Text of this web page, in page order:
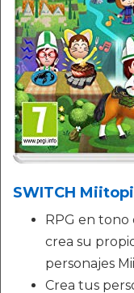
SWITCH
RPG en
crea su
personajes
Crea tus